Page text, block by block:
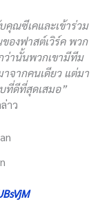
คุณซีเคและเข้าร่วม
องฟาสต์เวิร์ค พวก
ว่านั้นพวกเขามีทีม
จากคนเดียว แต่มา
ที่ดีที่สุดเสมอ”
าว